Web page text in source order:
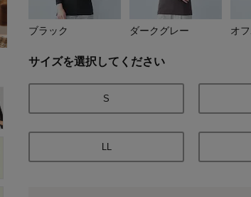
ブラック ダークグレー オ
サイズを選択してください
S
LL